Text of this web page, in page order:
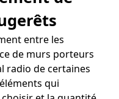
entre les
de murs porteurs
radio de certaines
qui